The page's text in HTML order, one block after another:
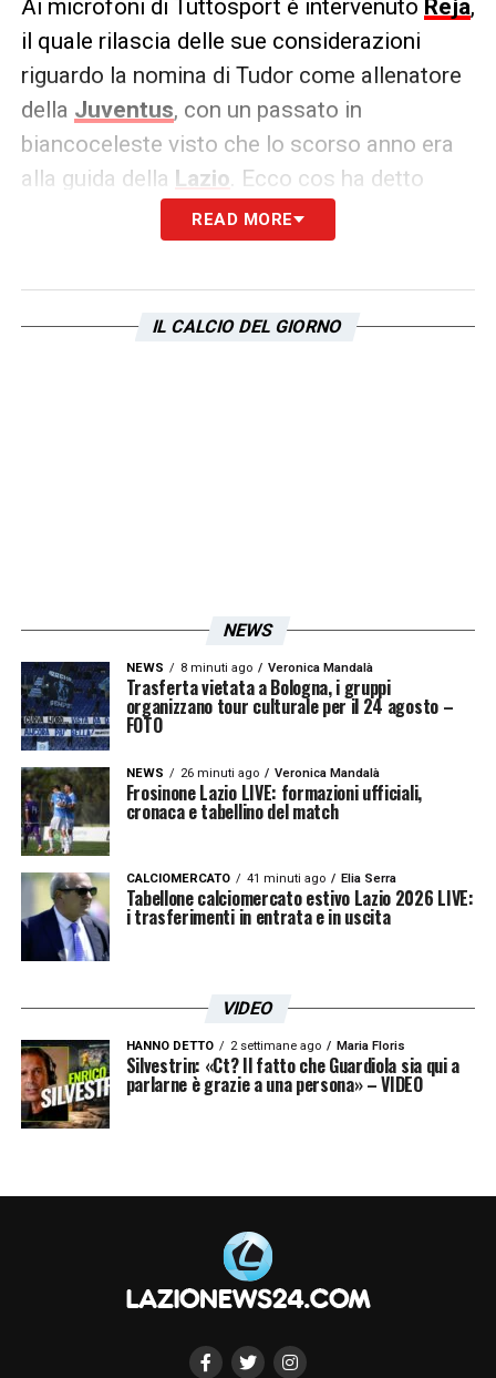
Ai microfoni di Tuttosport è intervenuto Reja,
il quale rilascia delle sue considerazioni
riguardo la nomina di Tudor come allenatore
della Juventus, con un passato in
biancoceleste visto che lo scorso anno era
alla guida della Lazio . Ecco cos ha detto
Non so cosa non ha funzionato,
anche a Roma, perché in poco tempo lui
READ MORE
IL CALCIO DEL GIORNO
NEWS
NEWS 8 minuti ago Veronica Mandalà
Trasferta vietata a Bologna, i gruppi
organizzano tour culturale per il 24 agosto –
FOTO
NEWS 26 minuti ago Veronica Mandalà
Frosinone Lazio LIVE: formazioni ufficiali,
cronaca e tabellino del match
CALCIOMERCATO 41 minuti ago Elia Serra
Tabellone calciomercato estivo Lazio 2026 LIVE:
i trasferimenti in entrata e in uscita
VIDEO
HANNO DETTO 2 settimane ago Maria Floris
Silvestrin: «Ct? Il fatto che Guardiola sia qui a
parlarne è grazie a una persona» – VIDEO